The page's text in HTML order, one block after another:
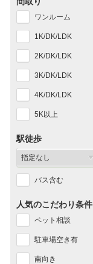
ワンルーム
1K/DK/LDK
2K/DK/LDK
3K/DK/LDK
4K/DK/LDK
5K以上
駅徒歩
バス含む
人気のこだわり条件
ペット相談
駐車場空き有
南向き